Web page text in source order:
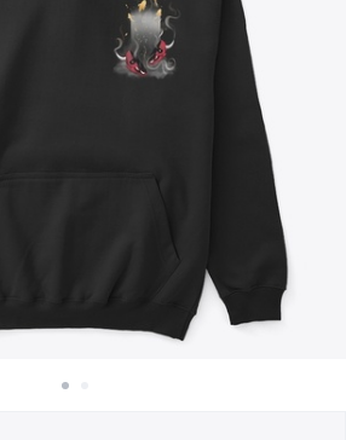
Venda em todo lugar